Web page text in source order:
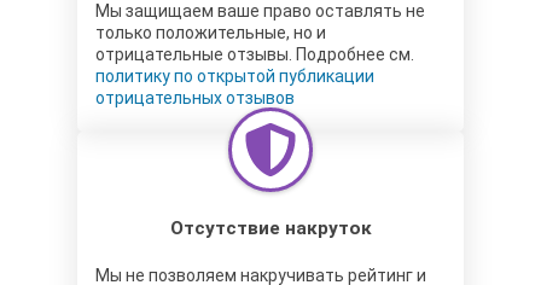
Мы защищаем ваше право оставлять не
только положительные, но и
отрицательные отзывы. Подробнее см.
политику по открытой публикации
отрицательных отзывов
Отсутствие накруток
Мы не позволяем накручивать рейтинг и